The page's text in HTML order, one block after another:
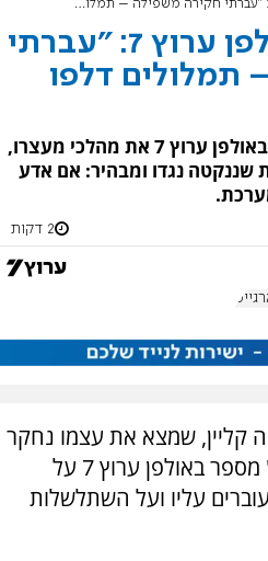
צביקה קליין באולפן ערוץ 7: "עברתי
תמלולים דלפו
עורך הג'רוזלם פוסט משחזר באולפן ערוץ 7 את מהלכי מעצרו,
שננקטה נגדו ומבהיר: אם אדע
2 דקות
קליין, שמצא את עצמו נחקר
בפרשה המכונה 'קטרגייט' מספר באולפן ערוץ 7 על
עליו ועל השתלשלות